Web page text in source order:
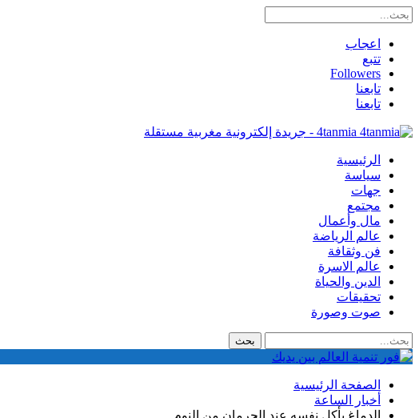
اعجاب
تتبع
Followers
تابعنا
تابعنا
4tanmia - جريدة إلكترونية مغربية مستقلة
الرئيسية
سياسة
جهات
مجتمع
مال وأعمال
عالم الرياضة
فن وثقافة
عالم الاسرة
الدين والحياة
تحقيقات
صوت وصورة
الصفحة الرئيسية
أخبار الساعة
الدماغ يأكل نفسه عند الحرمان من النوم